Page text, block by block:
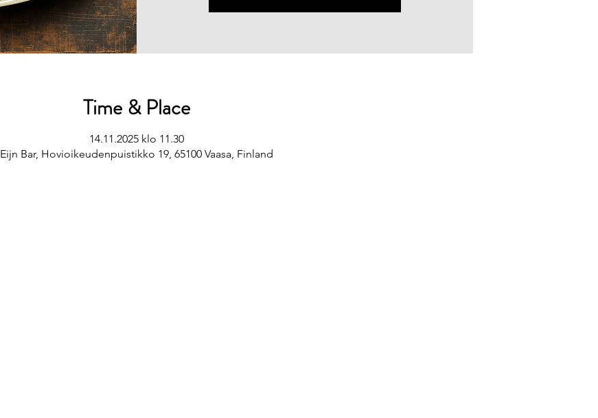
Time & Place
14.11.2025 klo 11.30
Eijn Bar, Hovioikeudenpuistikko 19, 65100 Vaasa, Finland